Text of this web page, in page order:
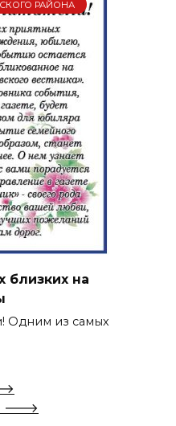
РАЙОНА
близких на
Одним из самых
🡒
🡒